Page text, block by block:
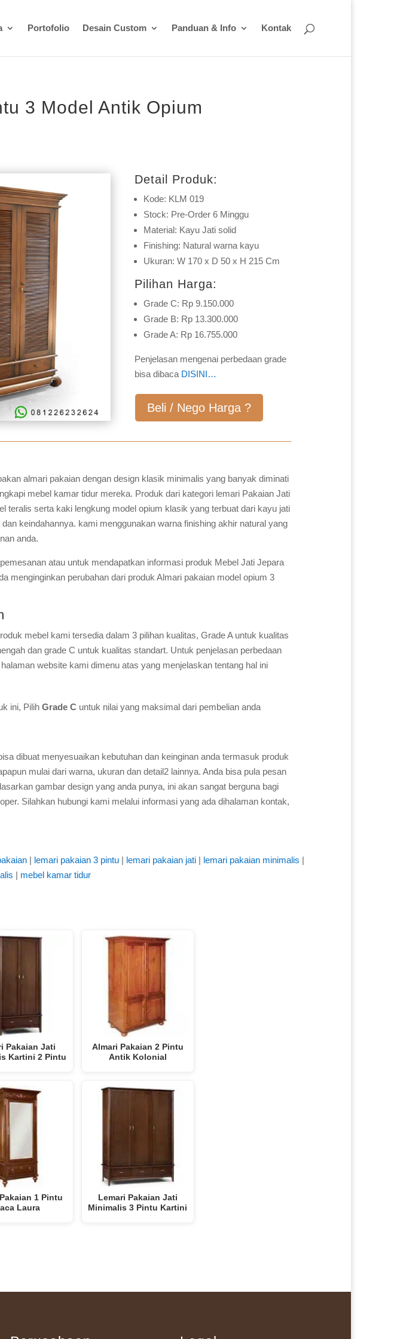
Portofolio Desain Custom Panduan & Info Kontak
3 Model Antik Opium
Detail Produk:
Kode: KLM 019
Stock: Pre-Order 6 Minggu
Material: Kayu Jati solid
Finishing: Natural warna kayu
Ukuran: W 170 x D 50 x H 215 Cm
Pilihan Harga:
Grade C: Rp 9.150.000
Grade B: Rp 13.300.000
Grade A: Rp 16.755.000
Penjelasan mengenai perbedaan grade
bisa dibaca DISINI…
Beli / Nego Harga ?
almari pakaian dengan design klasik minimalis yang banyak diminati
mebel kamar tidur mereka. Produk dari kategori lemari Pakaian Jati
teralis serta kaki lengkung model opium klasik yang terbuat dari kayu jati
keindahannya. kami menggunakan warna finishing akhir natural yang
anda.
atau untuk mendapatkan informasi produk Mebel Jati Jepara
menginginkan perubahan dari produk Almari pakaian model opium 3
mebel kami tersedia dalam 3 pilihan kualitas, Grade A untuk kualitas
dan grade C untuk kualitas standart. Untuk penjelasan perbedaan
website kami dimenu atas yang menjelaskan tentang hal ini
ini, Pilih Grade C untuk nilai yang maksimal dari pembelian anda
dibuat menyesuaikan kebutuhan dan keinginan anda termasuk produk
mulai dari warna, ukuran dan detail2 lainnya. Anda bisa pula pesan
gambar design yang anda punya, ini akan sangat berguna bagi
Silahkan hubungi kami melalui informasi yang ada dihalaman kontak,
| lemari pakaian 3 pintu| lemari pakaian jati| lemari pakaian minimalis |
| mebel kamar tidur
Pakaian Jati
Kartini 2 Pintu
1 Pintu
Laura
Almari Pakaian 2 Pintu
Antik Kolonial
Lemari Pakaian Jati
Minimalis 3 Pintu Kartini